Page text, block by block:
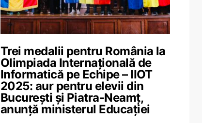
Trei medalii pentru România la
Olimpiada Internațională de
Informatică pe Echipe – IIOT
2025: aur pentru elevii din
București și Piatra-Neamț,
anunță ministerul Educației